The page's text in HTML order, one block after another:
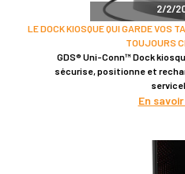
2/2/
LE DOCK KIOSQUE QUI GARDE VOS
TOUJOURS
GDS® Uni-Conn™ Dock
sécurise, positionne et
En